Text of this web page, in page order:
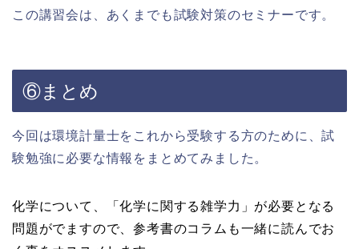
この講習会は、あくまでも試験対策のセミナーです。
⑥まとめ
今回は環境計量士をこれから受験する方のために、試
験勉強に必要な情報をまとめてみました。
化学について、「化学に関する雑学力」が必要となる
問題がでますので、参考書のコラムも一緒に読んでお